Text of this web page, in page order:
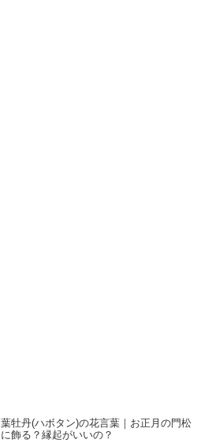
葉牡丹(ハボタン)の花言葉｜お正月の門松
に飾る？縁起がいいの？